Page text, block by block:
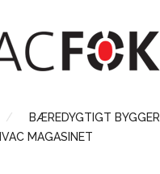
BÆREDYGTIGT BYGGERI
MAGASINET